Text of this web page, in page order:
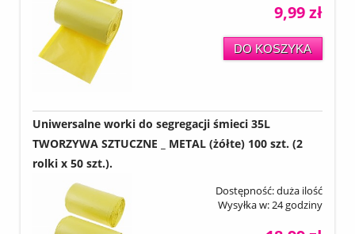
9,99 zł
DO KOSZYKA
Uniwersalne worki do segregacji śmieci 35L
TWORZYWA SZTUCZNE _ METAL (żółte) 100 szt. (2
rolki x 50 szt.).
Dostępność:duża ilość
Wysyłka w:24 godziny